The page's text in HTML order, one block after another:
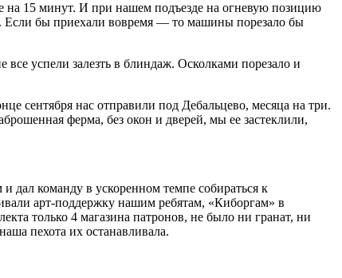
на 15 минут. И при нашем подъезде на огневую позицию
Если бы приехали вовремя — то машины порезало бы
успели залезть в блиндаж. Осколками порезало и
сентября нас отправили под Дебальцево, месяца на три.
ферма, без окон и дверей, мы ее застеклили,
дал команду в ускоренном темпе собираться к
арт-поддержку нашим ребятам, «Киборгам» в
только 4 магазина патронов, не было ни гранат, ни
пехота их останавливала.